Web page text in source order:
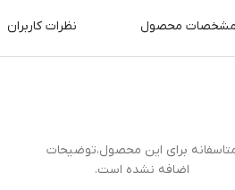
مشخصات محصول نظرات کاربران
برای این محصول،توضیحات
اضافه نشده است.